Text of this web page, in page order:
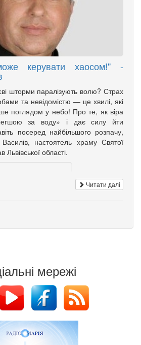
керувати хаосом!" -
шторми паралізують волю? Страх
та невідомістю — це хвилі, які
поглядом у небо! Про те, як віра
за воду» і дає силу йти
посеред найбільшого розпачу,
настоятель храму Святої
Львівської області.
Читати далі
мережі